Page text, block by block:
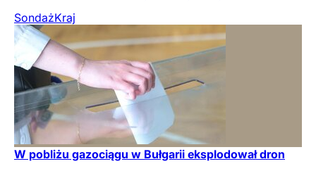
SondażKraj
W pobliżu gazociągu w Bułgarii eksplodował dron